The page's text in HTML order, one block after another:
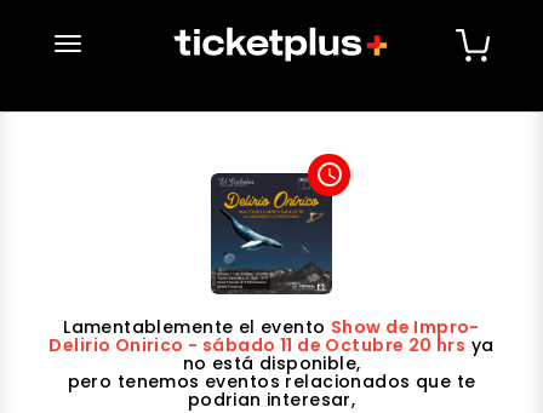
desplegar navegación
access_time
Lamentablemente el evento Show de Impro-
Delirio Onirico - sábado 11 de Octubre 20 hrs ya
no está disponible,
pero tenemos eventos relacionados que te
podrian interesar,